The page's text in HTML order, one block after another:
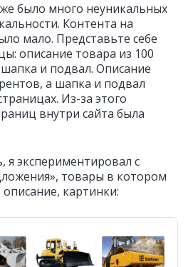
было много неуникальных
Контента на
мало. Представьте себе
описание товара из 100
и подвал. Описание
а шапка и подвал
Из-за этого
внутри сайта была
я экспериментировал с
товары в котором
картинки: